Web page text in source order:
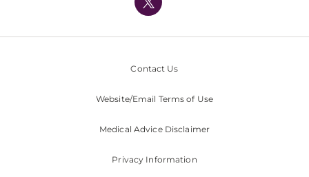
Nondiscrimination Policy
Contact Us
Website/Email Terms of Use
Medical Advice Disclaimer
Privacy Information